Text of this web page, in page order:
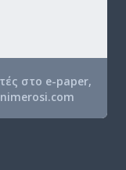
στο e-paper,